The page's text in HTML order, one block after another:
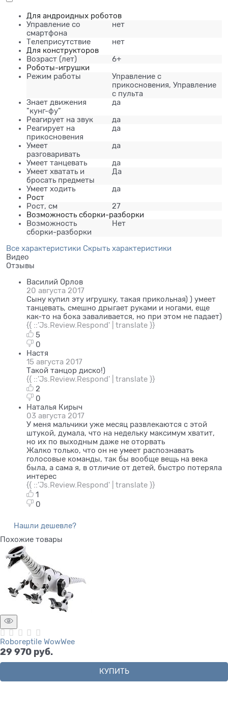
Для андроидных роботов
Управление со
смартфона
нет
Телеприсутствие
нет
Для конструкторов
Возраст (лет)
6+
Роботы-игрушки
Режим работы
Управление с
прикосновения, Управление
с пульта
Знает движения
"кунг-фу"
да
Реагирует на звук
да
Реагирует на
прикосновения
да
Умеет
разговаривать
да
Умеет танцевать
да
Умеет хватать и
бросать предметы
Да
Умеет ходить
да
Рост
Рост, см
27
Возможность сборки-разборки
Возможность
сборки-разборки
Нет
Все характеристики Скрыть характеристики
Видео
Отзывы
Василий Орлов
20 августа 2017
Сыну купил эту игрушку, такая прикольная) ) умеет
танцевать, смешно дрыгает руками и ногами, еще
как-то на бока заваливается, но при этом не падает)
{{ ::'Js.Review.Respond' | translate }}
5
0
Настя
15 августа 2017
Такой танцор диско!)
{{ ::'Js.Review.Respond' | translate }}
2
0
Наталья Кирыч
03 августа 2017
У меня мальчики уже месяц развлекаются с этой
штукой, думала, что на недельку максимум хватит,
но их по выходным даже не оторвать
Жалко только, что он не умеет распознавать
голосовые команды, так бы вообще вещь на века
была, а сама я, в отличие от детей, быстро потеряла
интерес
{{ ::'Js.Review.Respond' | translate }}
1
0
Нашли дешевле?
Похожие товары
Roboreptile WowWee
29 970 руб.
КУПИТЬ